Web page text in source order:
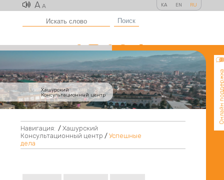
A A KA EN RU
Поиск
Хашурский
Консультационный центр
Онлайн
Навигация: / Хашурский
Консультационный центр / Успешные
дела